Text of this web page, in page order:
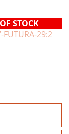
STOCK
FUTURA-29:2